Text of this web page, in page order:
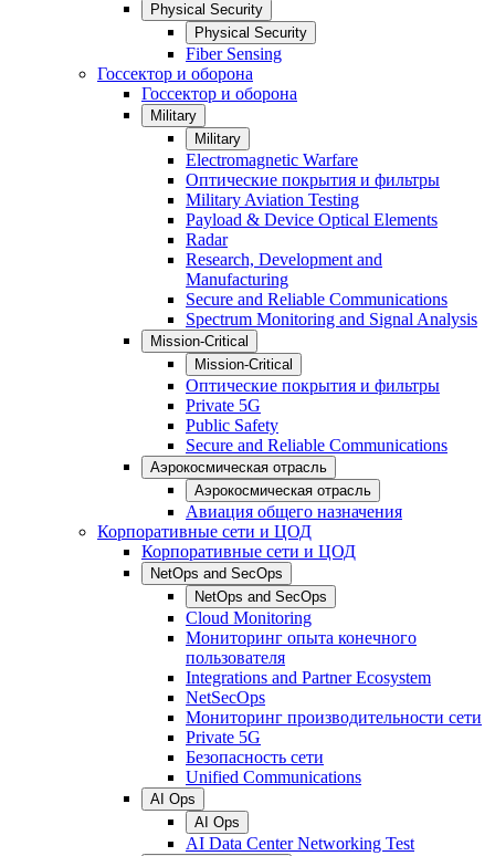
Physical Security
Physical Security
Fiber Sensing
Госсектор и оборона
Госсектор и оборона
Military
Military
Electromagnetic Warfare
Оптические покрытия и фильтры
Military Aviation Testing
Payload & Device Optical Elements
Radar
Research, Development and
Manufacturing
Secure and Reliable Communications
Spectrum Monitoring and Signal Analysis
Mission-Critical
Mission-Critical
Оптические покрытия и фильтры
Private 5G
Public Safety
Secure and Reliable Communications
Аэрокосмическая отрасль
Аэрокосмическая отрасль
Авиация общего назначения
Корпоративные сети и ЦОД
Корпоративные сети и ЦОД
NetOps and SecOps
NetOps and SecOps
Cloud Monitoring
Мониторинг опыта конечного
пользователя
Integrations and Partner Ecosystem
NetSecOps
Мониторинг производительности сети
Private 5G
Безопасность сети
Unified Communications
AI Ops
AI Ops
AI Data Center Networking Test